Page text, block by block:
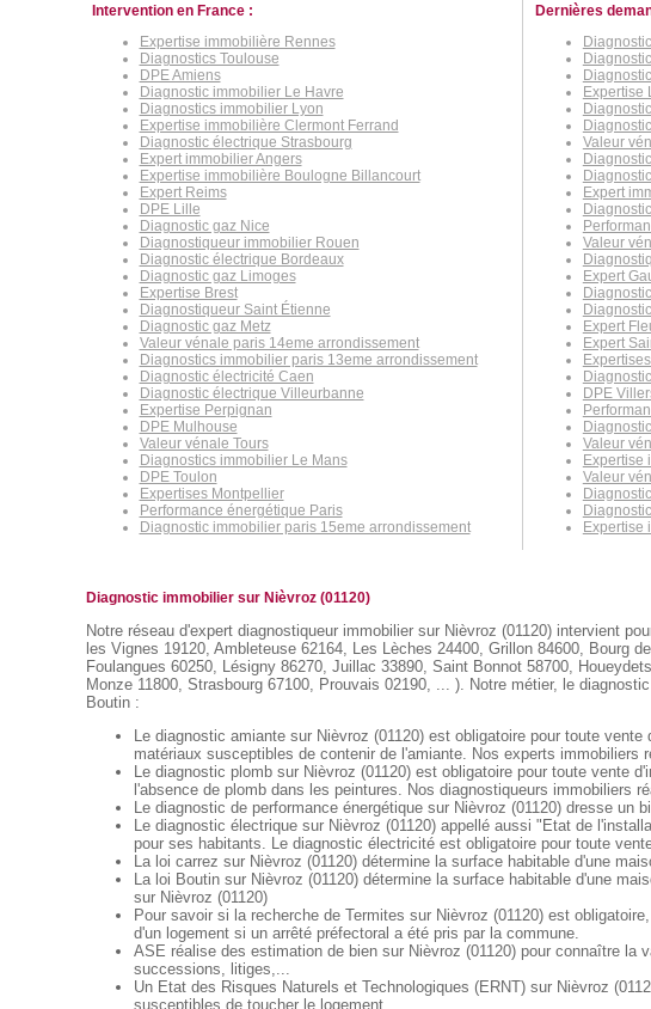
Intervention en France :
Expertise immobilière Rennes
Diagnostics Toulouse
DPE Amiens
Diagnostic immobilier Le Havre
Diagnostics immobilier Lyon
Expertise immobilière Clermont Ferrand
Diagnostic électrique Strasbourg
Expert immobilier Angers
Expertise immobilière Boulogne Billancourt
Expert Reims
DPE Lille
Diagnostic gaz Nice
Diagnostiqueur immobilier Rouen
Diagnostic électrique Bordeaux
Diagnostic gaz Limoges
Expertise Brest
Diagnostiqueur Saint Étienne
Diagnostic gaz Metz
Valeur vénale paris 14eme arrondissement
Diagnostics immobilier paris 13eme arrondissement
Diagnostic électricité Caen
Diagnostic électrique Villeurbanne
Expertise Perpignan
DPE Mulhouse
Valeur vénale Tours
Diagnostics immobilier Le Mans
DPE Toulon
Expertises Montpellier
Performance énergétique Paris
Diagnostic immobilier paris 15eme arrondissement
Dernières
Expertise
Valeur
Expert
Valeur
Expert
Expert
Expert
DPE
Valeur
Expertise
Valeur
Expertise
Diagnostic immobilier sur Nièvroz (01120)
Notre réseau d'expert diagnostiqueur immobilier sur Nièvroz (01120) intervient
les Vignes 19120, Ambleteuse 62164, Les Lèches 24400, Grillon 84600, Bourg
Foulangues 60250, Lésigny 86270, Juillac 33890, Saint Bonnot 58700,
Monze 11800, Strasbourg 67100, Prouvais 02190, ... ). Notre métier, le
Boutin :
Le diagnostic amiante sur Nièvroz (01120) est obligatoire pour toute
matériaux susceptibles de contenir de l'amiante. Nos experts immobiliers
Le diagnostic plomb sur Nièvroz (01120) est obligatoire pour toute
l'absence de plomb dans les peintures. Nos diagnostiqueurs immobiliers
Le diagnostic de performance énergétique sur Nièvroz (01120) dresse
Le diagnostic électrique sur Nièvroz (01120) appellé aussi "Etat de
pour ses habitants. Le diagnostic électricité est obligatoire pour toute
La loi carrez sur Nièvroz (01120) détermine la surface habitable d'une
La loi Boutin sur Nièvroz (01120) détermine la surface habitable d'une
sur Nièvroz (01120)
Pour savoir si la recherche de Termites sur Nièvroz (01120) est
d'un logement si un arrêté préfectoral a été pris par la commune.
ASE réalise des estimation de bien sur Nièvroz (01120) pour connaître la
successions, litiges,...
Un Etat des Risques Naturels et Technologiques (ERNT) sur Nièvroz
susceptibles de toucher le logement .